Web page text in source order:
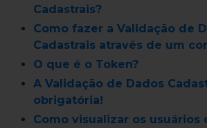
Cadastrais?
Como fazer a Validação de
Cadastrais através de um
O que é o Token?
A Validação de Dados
obrigatória!
Como visualizar os usuários